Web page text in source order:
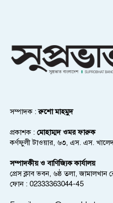
সম্পাদক :রুশো মাহমুদ
প্রকাশক : মোহাম্মদ ওমর ফারুক
কর্ণফুলী টাওয়ার, ৬৩, এস. এস.
সম্পাদকীয় ও বাণিজ্যিক কার্যালয়
প্রেস ক্লাব ভবন, ৬ষ্ঠ তলা, জামালখান
ফোন : 02333363044-45